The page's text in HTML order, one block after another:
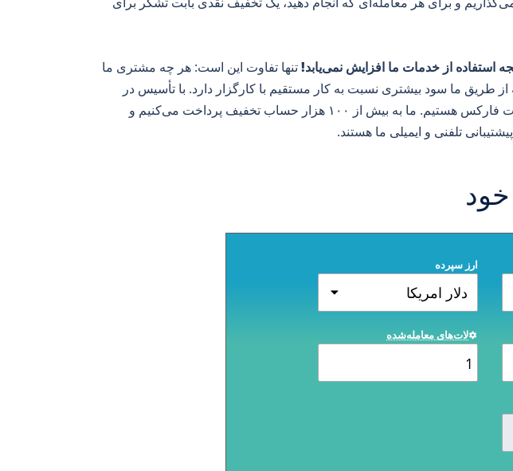
استفاده از خدمات ما افزایش نمی‌یابد!تنها تفاوت این است: هر چه مشتری ما
طریق ما سود بیشتری نسبت به کار مستقیم با کارگزار دارد. با تأسیس در
سال ۲۰۰۷، ما ارائه‌دهنده اصلی و پیشرو تخفیفات فارکس هستیم. ما به بیش از ۱۰۰ هزار حساب تخفیف پرداخت می‌کنیم و
ارز سپرده
دلار امریکا
لات‌های معامله‌شده